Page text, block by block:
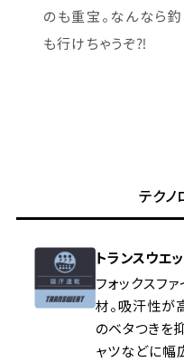
のも重宝。なんなら
も行けちゃうぞ⁈
テク
トランスウエ
フォックスフ
材。吸汗性が
のベタつきを
ャツなどに幅